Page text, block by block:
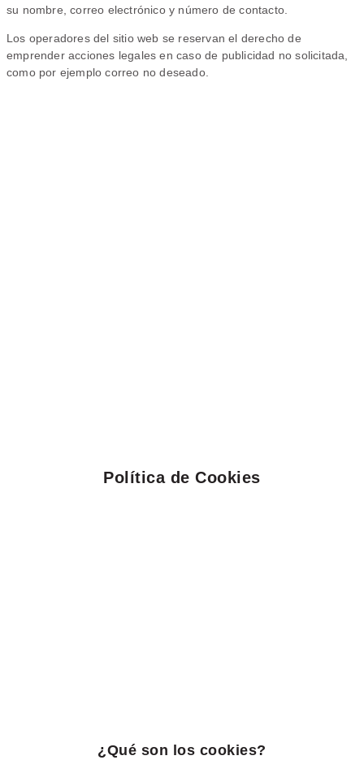
su nombre, correo electrónico y número de contacto.
Los operadores del sitio web se reservan el derecho de
emprender acciones legales en caso de publicidad no solicitada,
como por ejemplo correo no deseado.
Política de Cookies
¿Qué son los cookies?